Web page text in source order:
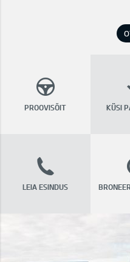
PROOVISÕIT KÜSI
LEIA ESINDUS